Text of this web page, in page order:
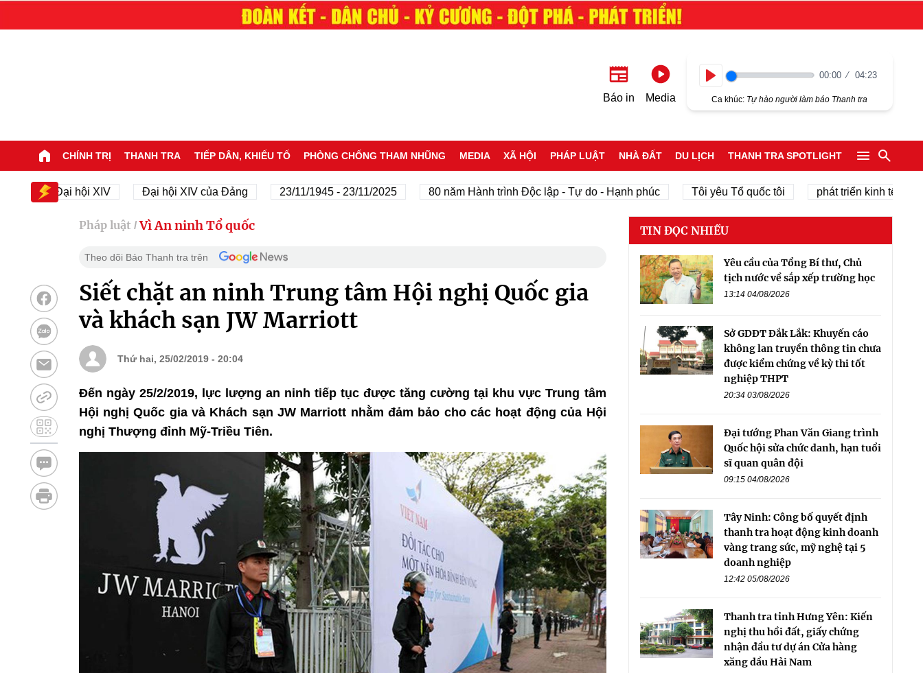
Báo in Media
00:00 04:23
Ca khúc: Tự hào người làm báo Thanh tra
CHÍNH TRỊ THANH TRA TIẾP DÂN, KHIẾU TỐ PHÒNG CHỐNG THAM NHŨNG MEDIA XÃ HỘI PHÁP LUẬT NHÀ ĐẤT DU LỊCH THANH TRA SPOTLIGHT
Đại hội XIV Đại hội XIV của Đảng 23/11/1945 - 23/11/2025 80 năm Hành trình Độc lập - Tự do - Hạnh phúc Tôi yêu Tổ quốc tôi phát triển kinh tế tư nhân
Pháp luật / Vì An ninh Tổ quốc
Theo dõi Báo Thanh tra trên
Siết chặt an ninh Trung tâm Hội nghị Quốc gia
và khách sạn JW Marriott
Thứ hai, 25/02/2019 - 20:04
Đến ngày 25/2/2019, lực lượng an ninh tiếp tục được tăng cường tại khu vực Trung tâm
Hội nghị Quốc gia và Khách sạn JW Marriott nhằm đảm bảo cho các hoạt động của Hội
nghị Thượng đỉnh Mỹ-Triều Tiên.
TIN ĐỌC NHIỀU
Yêu cầu của Tổng Bí thư, Chủ
tịch nước về sắp xếp trường học
13:14 04/08/2026
Sở GDĐT Đắk Lắk: Khuyến cáo
không lan truyền thông tin chưa
được kiểm chứng về kỳ thi tốt
nghiệp THPT
20:34 03/08/2026
Đại tướng Phan Văn Giang trình
Quốc hội sửa chức danh, hạn tuổi
sĩ quan quân đội
09:15 04/08/2026
Tây Ninh: Công bố quyết định
thanh tra hoạt động kinh doanh
vàng trang sức, mỹ nghệ tại 5
doanh nghiệp
12:42 05/08/2026
Thanh tra tỉnh Hưng Yên: Kiến
nghị thu hồi đất, giấy chứng
nhận đầu tư dự án Cửa hàng
xăng dầu Hải Nam